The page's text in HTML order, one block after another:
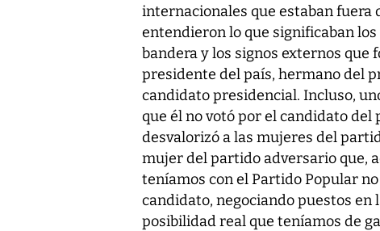
internacionales que estaban
entendieron lo que significaban
bandera y los signos externos
presidente del país, hermano del
candidato presidencial. Incluso,
que él no votó por el candidato
desvalorizó a las mujeres del
mujer del partido adversario que,
teníamos con el Partido Popular
candidato, negociando puestos
posibilidad real que teníamos de